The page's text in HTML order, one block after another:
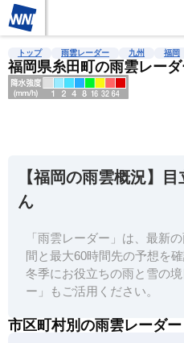
雨雲レーダー 台風情報 地震情報
トップ 雨雲レーダー 九州 福岡
福岡県糸田町の雨雲レー
【福岡の雨雲概況】
ん
「雨雲レーダー」は、最新
間と最大60時間先の予想を確
冬季にお役立ちの雨と雪の
ー」もご活用ください。
市区町村別の雨雲レーダー